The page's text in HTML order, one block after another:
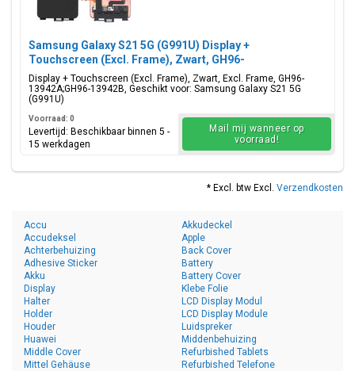
Samsung Galaxy S21 5G (G991U) Display +
Touchscreen (Excl. Frame), Zwart, GH96-
13942A;GH96-13942B
Display + Touchscreen (Excl. Frame), Zwart, Excl. Frame, GH96-
13942A;GH96-13942B, Geschikt voor: Samsung Galaxy S21 5G
(G991U)
Voorraad: 0
Levertijd: Beschikbaar binnen 5 -
15 werkdagen
Mail mij wanneer op
voorraad!
* Excl. btw Excl. Verzendkosten
Accu
Accudeksel
Achterbehuizing
Adhesive Sticker
Akku
Akkudeckel
Apple
Back Cover
Battery
Battery Cover
Display
Halter
Holder
Houder
Huawei
Klebe Folie
LCD Display Modul
LCD Display Module
Luidspreker
Middenbehuizing
Middle Cover
Mittel Gehäuse
Refurbished Tablets
Refurbished Telefone